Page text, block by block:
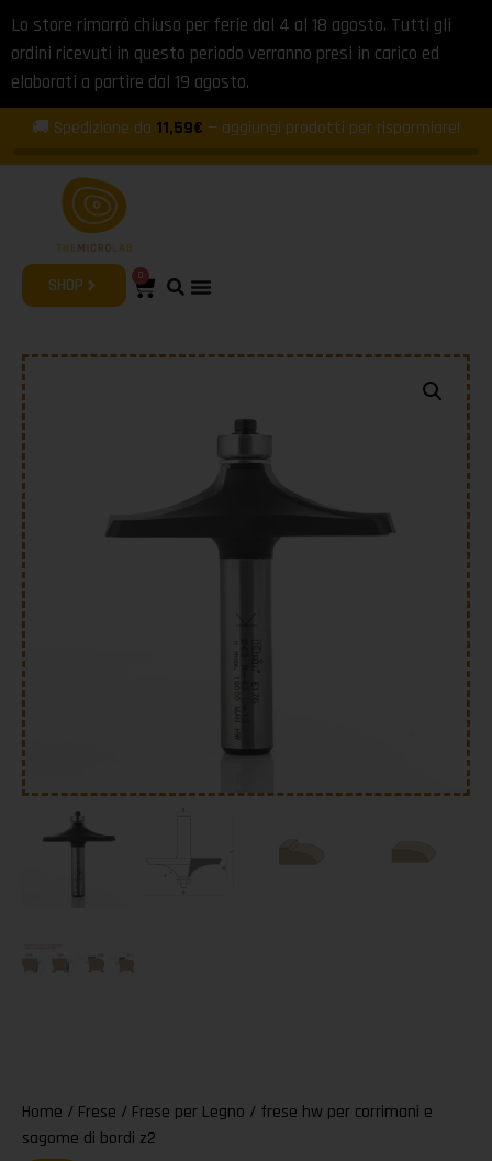
Lo store rimarrà chiuso per ferie dal 4 al 18 agosto. Tutti gli
ordini ricevuti in questo periodo verranno presi in carico ed
elaborati a partire dal 19 agosto.
🚚 Spedizione da 11,59€ — aggiungi prodotti per risparmiare!
SHOP 0
Home / Frese / Frese per Legno / frese hw per corrimani e
sagome di bordi z2